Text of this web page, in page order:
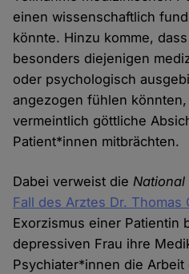
einen wissenschaftlich
könnte. Hinzu komme,
besonders diejenigen
oder psychologisch
angezogen fühlen
vermeintlich göttliche
Patient*innen mitbrächten.
Dabei verweist dieNational
Fall des Arztes Dr. Thomas
Exorzismus einer Patientin
depressiven Frau ihre
Psychiater*innen die